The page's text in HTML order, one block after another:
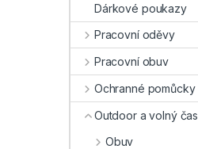
Dárkové poukazy
Pracovní oděvy
Pracovní obuv
Ochranné pomůcky
Outdoor a volný čas
Obuv